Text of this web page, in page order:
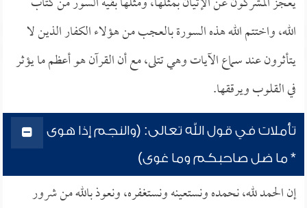
الله، واختتم الله هذه السورة بالعجب من هؤلاء الكفار الذين لا
يتأثرون عند سماع الآيات وهي تتلى، مع أن القرآن هو أعظم ما يؤثر
في القلوب ويرققها.
تأملات في قول الله تعالى: (والنجم إذا هوى
* ما ضل صاحبكم وما غوى)
إن الحمد لله، نحمده ونستعينه ونستغفره، ونعوذ بالله من شرور